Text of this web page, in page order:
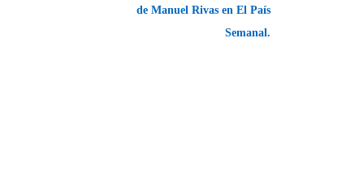
de Manuel Rivas en El País
Semanal.